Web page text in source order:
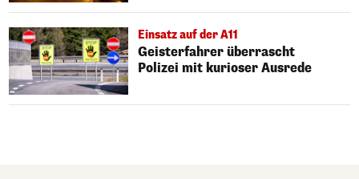
Einsatz auf der A11
Geisterfahrer überrascht
Polizei mit kurioser Ausrede